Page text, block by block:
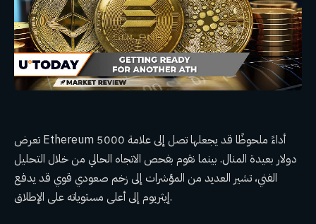
تعرض Ethereum أداءً ملحوظًا قد يجعلها تصل إلى علامة 5000
دولار بعيدة المنال. بينما نقوم بفحص الاتجاه الحالي من خلال التحليل
الفني، تشير العديد من المؤشرات إلى زخم صعودي قوي قد يدفع
إيثريوم إلى أعلى مستوياته على الإطلاق.